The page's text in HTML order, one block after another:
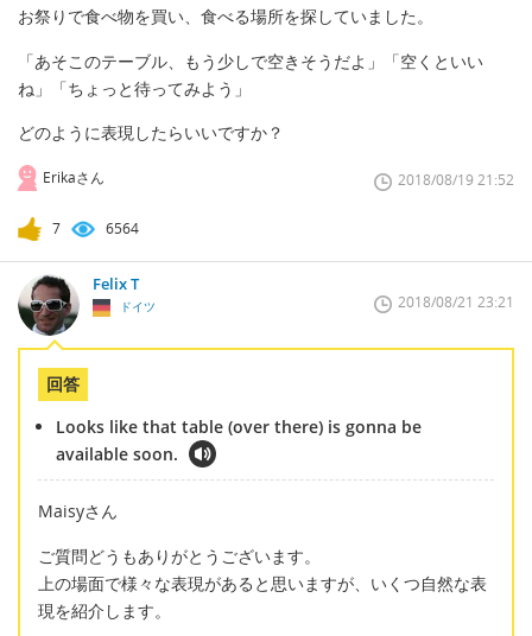
お祭りで食べ物を買い、食べる場所を探していました。
「あそこのテーブル、もう少しで空きそうだよ」「空くといい
ね」「ちょっと待ってみよう」
どのように表現したらいいですか？
Erikaさん 2018/08/19 21:52
7 6564
Felix T
ドイツ 2018/08/21 23:21
回答
Looks like that table (over there) is gonna be
available soon.
Maisyさん
ご質問どうもありがとうございます。
上の場面で様々な表現があると思いますが、いくつ自然な表
現を紹介します。